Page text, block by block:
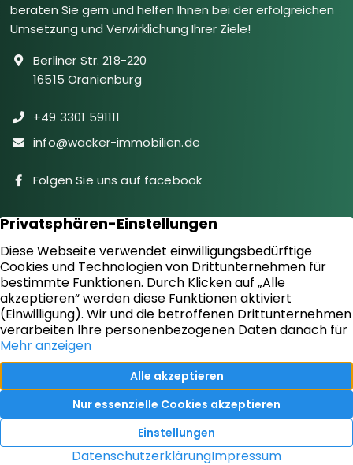
beraten Sie gern und helfen Ihnen bei der erfolgreichen
Umsetzung und Verwirklichung Ihrer Ziele!
Berliner Str. 218-220
16515 Oranienburg
+49 3301 591111
info@wacker-immobilien.de
Folgen Sie uns auf facebook
Immobilien
Downloads
Diensteistungen
Aktuelles
Sie suchen
Kontakt
Sie bieten an
Impressum
Kundenstimmen
Ihr Immobilienmakler in Oranienburg